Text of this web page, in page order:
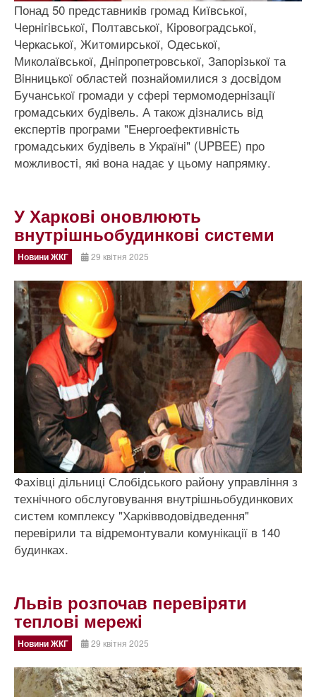
Понад 50 представникiв громад Київської,
Чернiгiвської, Полтавської, Кiровоградської,
Черкаської, Житомирської, Одеської,
Миколаївської, Днiпропетровської, Запорiзької та
Вiнницької областей познайомилися з досвiдом
Бучанської громади у сферi термомодернiзацiї
громадських будiвель. А також дiзнались вiд
експертiв програми "Енергоефективнiсть
громадських будiвель в Українi" (UPBEE) про
можливостi, якi вона надає у цьому напрямку.
У Харковi оновлюють
внутрiшньобудинковi системи
Новини ЖКГ 29 квітня 2025
Фахiвцi дiльницi Слобiдського району управлiння з
технiчного обслуговування внутрiшньобудинкових
систем комплексу "Харкiвводовiдведення"
перевiрили та вiдремонтували комунiкацiї в 140
будинках.
Львiв розпочав перевiряти
тепловi мережi
Новини ЖКГ 29 квітня 2025